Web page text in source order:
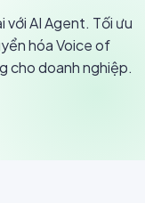
với AI Agent. Tối ưu
hóa Voice of
cho doanh nghiệp.